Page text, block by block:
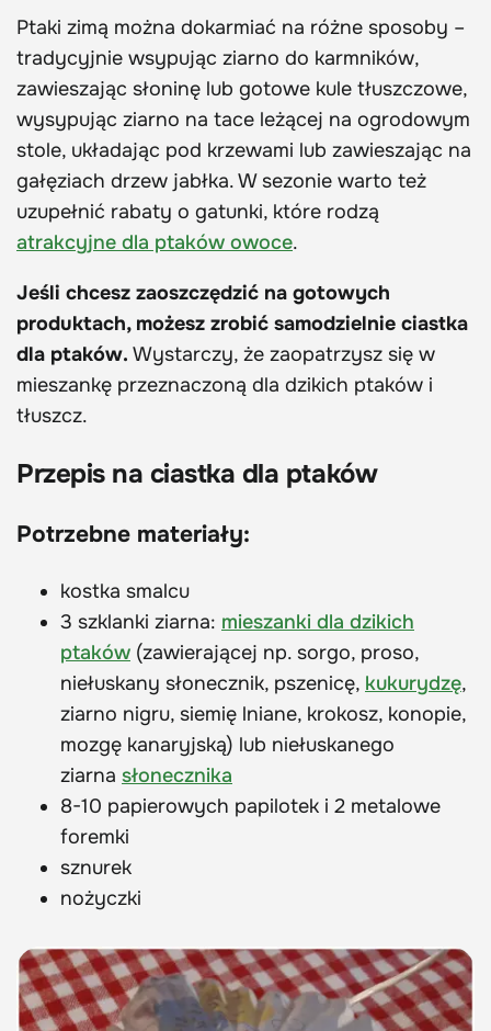
Ptaki zimą można dokarmiać na różne sposoby –
tradycyjnie wsypując ziarno do karmników,
zawieszając słoninę lub gotowe kule tłuszczowe,
wysypując ziarno na tace leżącej na ogrodowym
stole, układając pod krzewami lub zawieszając na
gałęziach drzew jabłka. W sezonie warto też
uzupełnić rabaty o gatunki, które rodzą
atrakcyjne dla ptaków owoce.
Jeśli chcesz zaoszczędzić na gotowych
produktach, możesz zrobić samodzielnie ciastka
dla ptaków. Wystarczy, że zaopatrzysz się w
mieszankę przeznaczoną dla dzikich ptaków i
tłuszcz.
Przepis na ciastka dla ptaków
Potrzebne materiały:
kostka smalcu
3 szklanki ziarna: mieszanki dla dzikich
ptaków (zawierającej np. sorgo, proso,
niełuskany słonecznik, pszenicę, kukurydzę,
ziarno nigru, siemię lniane, krokosz, konopie,
mozgę kanaryjską) lub niełuskanego
ziarna słonecznika
8-10 papierowych papilotek i 2 metalowe
foremki
sznurek
nożyczki